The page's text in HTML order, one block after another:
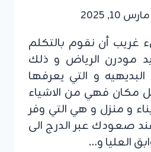
مارس 10, 2025
غريب أن نقوم بالتكلم
مودرن الرياض و ذلك
البديهيه و التي يعرفها
مكان فهي من الاشياء
و منزل و هي التي وفر
صعودك عبر الدرج الى
العليا و…